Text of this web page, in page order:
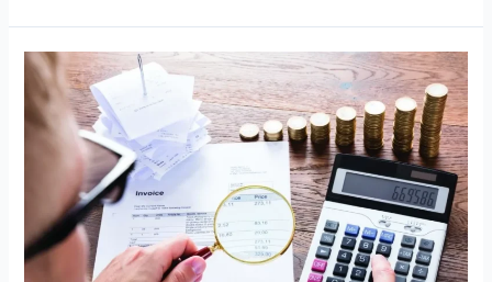
قانون
ضريبة
الشركات